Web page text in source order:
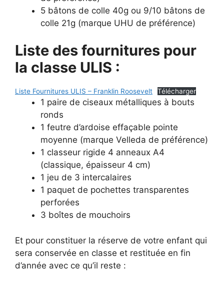
5 bâtons de colle 40g ou 9/10 bâtons de
colle 21g (marque UHU de préférence)
Liste des fournitures pour
la classe ULIS :
Liste Fournitures ULIS – Franklin Roosevelt Télécharger
1 paire de ciseaux métalliques à bouts
ronds
1 feutre d’ardoise effaçable pointe
moyenne (marque Velleda de préférence)
1 classeur rigide 4 anneaux A4
(classique, épaisseur 4 cm)
1 jeu de 3 intercalaires
1 paquet de pochettes transparentes
perforées
3 boîtes de mouchoirs
Et pour constituer la réserve de votre enfant qui
sera conservée en classe et restituée en fin
d’année avec ce qu’il reste :